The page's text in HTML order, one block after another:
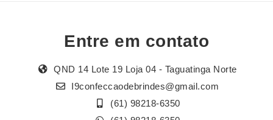
Entre em contato
QND 14 Lote 19 Loja 04 - Taguatinga Norte
I9confeccaodebrindes@gmail.com
(61) 98218-6350